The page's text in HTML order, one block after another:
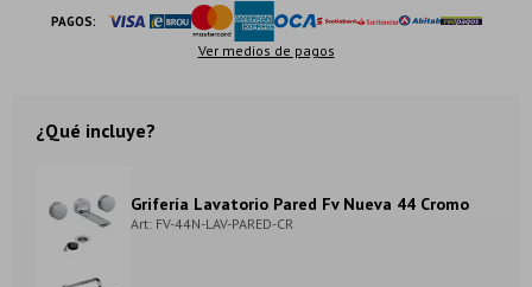
PAGOS:
Ver medios de pagos
¿Qué incluye?
Grifería Lavatorio Pared Fv Nueva 44 Cromo
Art: FV-44N-LAV-PARED-CR